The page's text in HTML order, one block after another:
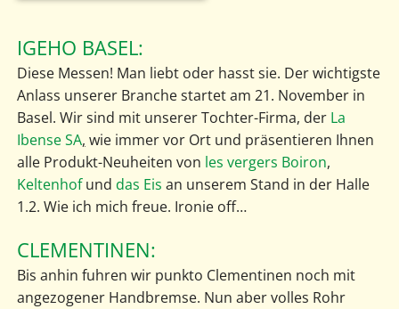
IGEHO BASEL:
Diese Messen! Man liebt oder hasst sie. Der wichtigste
Anlass unserer Branche startet am 21. November in
Basel. Wir sind mit unserer Tochter-Firma, der La
Ibense SA, wie immer vor Ort und präsentieren Ihnen
alle Produkt-Neuheiten von les vergers Boiron,
Keltenhofund das Eis an unserem Stand in der Halle
1.2. Wie ich mich freue. Ironie off…
CLEMENTINEN:
Bis anhin fuhren wir punkto Clementinen noch mit
angezogener Handbremse. Nun aber volles Rohr